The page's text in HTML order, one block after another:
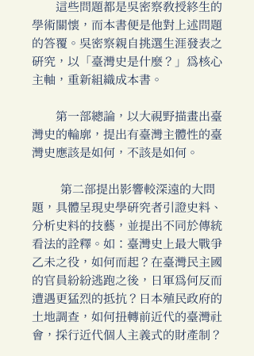
這些問題都是吳密察教授終生的
學術關懷，而本書便是他對上述問題
的答覆。吳密察親自挑選生涯發表之
研究，以「臺灣史是什麼？」為核心
主軸，重新組織成本書。
第一部總論，以大視野描畫出臺
灣史的輪廓，提出有臺灣主體性的臺
灣史應該是如何，不該是如何。
第二部提出影響較深遠的大問
題，具體呈現史學研究者引證史料、
分析史料的技藝，並提出不同於傳統
看法的詮釋。如：臺灣史上最大戰爭
乙未之役，如何而起？在臺灣民主國
的官員紛紛逃跑之後，日軍為何反而
遭遇更猛烈的抵抗？日本殖民政府的
土地調查，如何扭轉前近代的臺灣社
會，採行近代個人主義式的財產制？